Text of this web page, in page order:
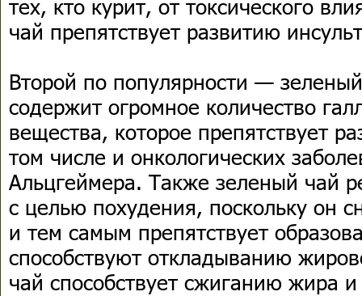
тех, кто курит, от токсического
чай препятствует развитию
Второй по популярности —
содержит огромное количество
вещества, которое препятствует
том числе и онкологических
Альцгеймера. Также зеленый чай
с целью похудения, поскольку он
и тем самым препятствует
способствуют откладыванию
чай способствует сжиганию жира